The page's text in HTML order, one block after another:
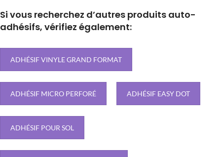
Si vous recherchez d’autres produits auto-
adhésifs, vérifiez également:
ADHÉSIF VINYLE GRAND FORMAT
ADHÉSIF MICRO PERFORÉ ADHÉSIF EASY DOT
ADHÉSIF POUR SOL